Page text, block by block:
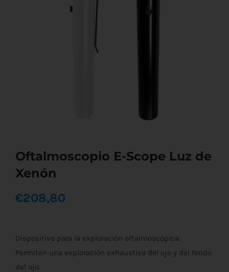
Oftalmoscopio E-Scope Luz de
Xenón
€208,80
Dispositivo para la exploración oftalmoscópica.
Permiten una exploración exhaustiva del ojo y del fondo
del ojo.